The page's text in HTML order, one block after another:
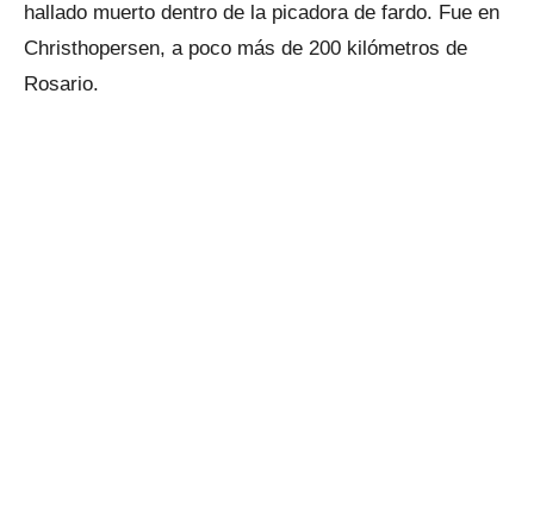
hallado muerto dentro de la picadora de fardo. Fue en
Christhopersen, a poco más de 200 kilómetros de
Rosario.